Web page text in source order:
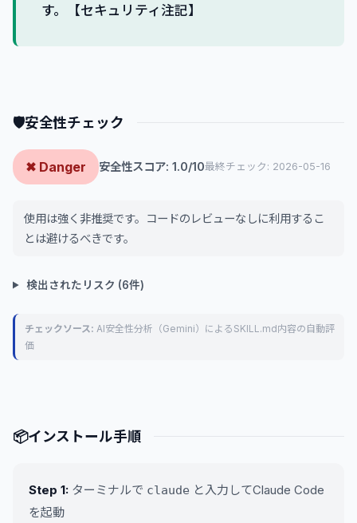
す。【セキュリティ注記】
🛡安全性チェック
✖ Danger 安全性スコア: 1.0/10最終チェック: 2026-05-16
使用は強く非推奨です。コードのレビューなしに利用するこ
とは避けるべきです。
検出されたリスク (6件)
チェックソース: AI安全性分析（Gemini）によるSKILL.md内容の自動評
価
📦インストール手順
Step 1: ターミナルで claude と入力してClaude Code
を起動